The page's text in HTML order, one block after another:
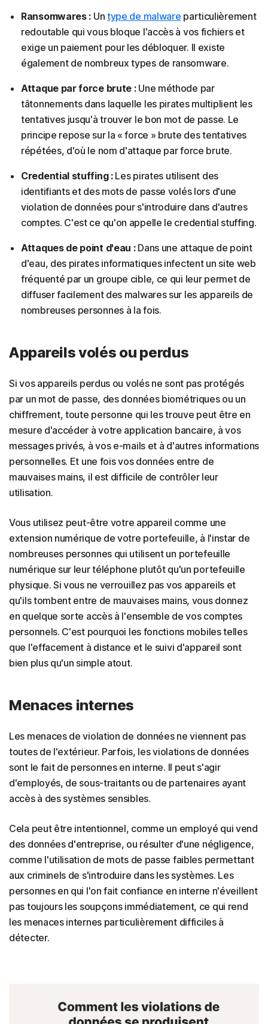
Ransomwares : Un type de malware particulièrement
redoutable qui vous bloque l'accès à vos fichiers et
exige un paiement pour les débloquer. Il existe
également de nombreux types de ransomware.
Attaque par force brute :Une méthode par
tâtonnements dans laquelle les pirates multiplient les
tentatives jusqu'à trouver le bon mot de passe. Le
principe repose sur la « force » brute des tentatives
répétées, d'où le nom d'attaque par force brute.
Credential stuffing :Les pirates utilisent des
identifiants et des mots de passe volés lors d'une
violation de données pour s'introduire dans d'autres
comptes. C'est ce qu'on appelle le credential stuffing.
Attaques de point d'eau :Dans une attaque de point
d'eau, des pirates informatiques infectent un site web
fréquenté par un groupe cible, ce qui leur permet de
diffuser facilement des malwares sur les appareils de
nombreuses personnes à la fois.
Appareils volés ou perdus
Si vos appareils perdus ou volés ne sont pas protégés
par un mot de passe, des données biométriques ou un
chiffrement, toute personne qui les trouve peut être en
mesure d'accéder à votre application bancaire, à vos
messages privés, à vos e-mails et à d'autres informations
personnelles. Et une fois vos données entre de
mauvaises mains, il est difficile de contrôler leur
utilisation.
Vous utilisez peut-être votre appareil comme une
extension numérique de votre portefeuille, à l'instar de
nombreuses personnes qui utilisent un portefeuille
numérique sur leur téléphone plutôt qu'un portefeuille
physique. Si vous ne verrouillez pas vos appareils et
qu'ils tombent entre de mauvaises mains, vous donnez
en quelque sorte accès à l'ensemble de vos comptes
personnels. C'est pourquoi les fonctions mobiles telles
que l'effacement à distance et le suivi d'appareil sont
bien plus qu'un simple atout.
Menaces internes
Les menaces de violation de données ne viennent pas
toutes de l'extérieur. Parfois, les violations de données
sont le fait de personnes en interne. Il peut s'agir
d'employés, de sous-traitants ou de partenaires ayant
accès à des systèmes sensibles.
Cela peut être intentionnel, comme un employé qui vend
des données d'entreprise, ou résulter d'une négligence,
comme l'utilisation de mots de passe faibles permettant
aux criminels de s'introduire dans les systèmes. Les
personnes en qui l'on fait confiance en interne n'éveillent
pas toujours les soupçons immédiatement, ce qui rend
les menaces internes particulièrement difficiles à
détecter.